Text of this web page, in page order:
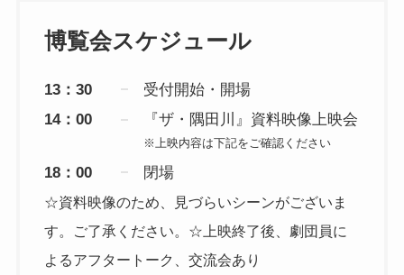
博覧会スケジュール
13：30
受付開始・開場
14：00
『ザ・隅田川』資料映像上映会
※上映内容は下記をご確認ください
18：00 閉場
☆資料映像のため、見づらいシーンがございま
す。ご了承ください。☆上映終了後、劇団員に
よるアフタートーク、交流会あり